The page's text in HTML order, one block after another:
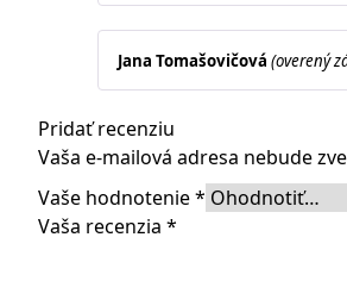
Jana Tomašovičová (overený
Pridať recenziu
Vaša e-mailová adresa nebude
Vaše hodnotenie*
Vaša recenzia *